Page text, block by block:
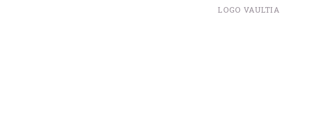
LOGO VAULTIA